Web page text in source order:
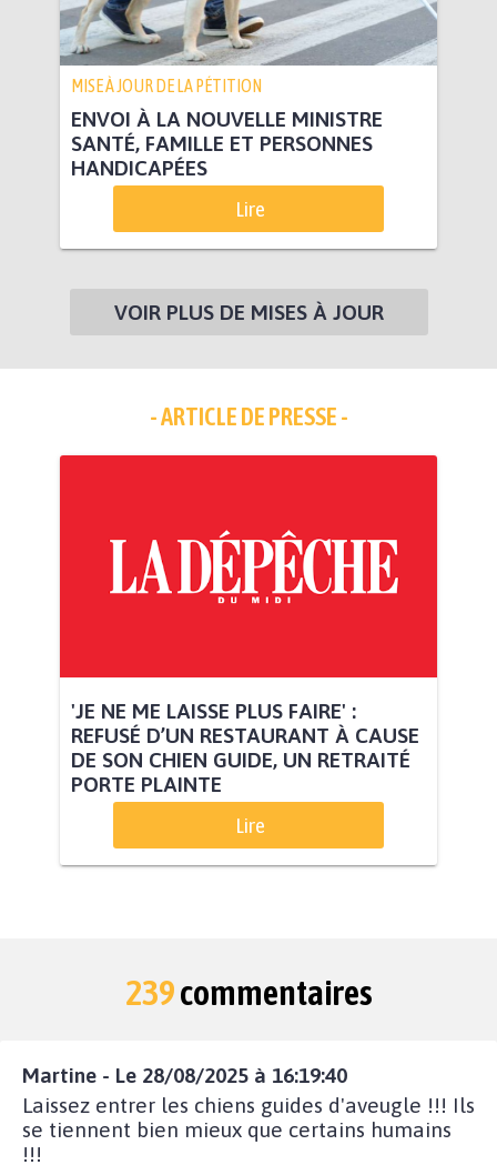
MISE À JOUR DE LA PÉTITION
ENVOI À LA NOUVELLE MINISTRE
SANTÉ, FAMILLE ET PERSONNES
HANDICAPÉES
Lire
VOIR PLUS DE MISES À JOUR
- ARTICLE DE PRESSE -
'JE NE ME LAISSE PLUS FAIRE' :
REFUSÉ D’UN RESTAURANT À CAUSE
DE SON CHIEN GUIDE, UN RETRAITÉ
PORTE PLAINTE
Lire
239commentaires
Martine - Le 28/08/2025 à 16:19:40
Laissez entrer les chiens guides d'aveugle !!! Ils
se tiennent bien mieux que certains humains
!!!